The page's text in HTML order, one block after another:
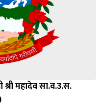
श्री महादेव सा.व.उ.स.